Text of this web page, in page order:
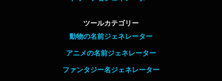
ツールカテゴリー
動物の名前ジェネレーター
アニメの名前ジェネレーター
ファンタジー名ジェネレーター